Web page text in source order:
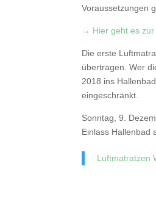
Voraussetzungen
→ Hier geht es zur
Die erste
übertragen. Wer
2018 ins
eingeschränkt.
Sonntag, 9.
Einlass Hallenbad
Luftmatratzen